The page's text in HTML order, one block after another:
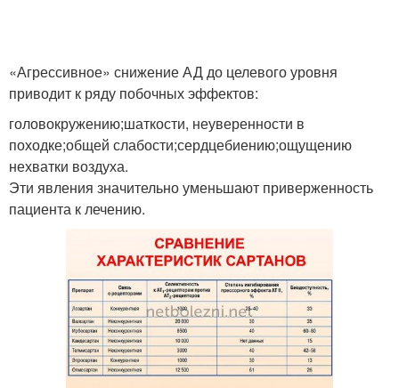
«Агрессивное» снижение АД до целевого уровня
приводит к ряду побочных эффектов:
головокружению;шаткости, неуверенности в
походке;общей слабости;сердцебиению;ощущению
нехватки воздуха.
Эти явления значительно уменьшают приверженность
пациента к лечению.